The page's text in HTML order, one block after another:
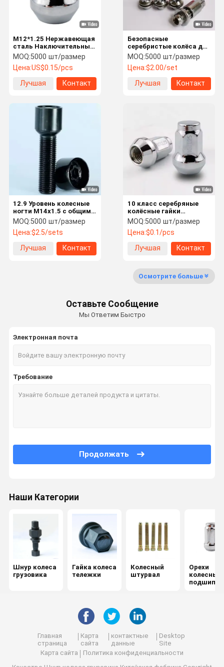
Домой Продукты
Экскурсия
Контроль
Новости
Шнур колеса грузовика
Гайка колеса тележки
Колесный штурвал
Гладкий болт
Весы колесного баланса
Центральный подшипник
Винты и орехи
аппаратные инструменты
Автомобильные кожуры
Разрыв между колесами
Безопасные
серебристые колёса для
подшипников 37 мм
длина сертификация
ANSI/ASME
MOQ:5000 шт/размер
Цена:$2.00/set
Лучшая
Контакт
M12*1.25 Нержавеющая
сталь Наключительные
ногти M12*1.5
Хромированные
блокирующие ногти
MOQ:5000 шт/размер
Цена:US$0.15/pcs
Лучшая
Контакт
10 класс серебряные
колёсные гайки
M12X1.5/M12X1.25/M14X1.5
40Cr/35CrMo
MOQ:5000 шт/размер
Цена:$0.1/pcs
Лучшая
Контакт
12.9 Уровень колесные
ногти M14x1.5 с общим
длиной 51 мм 35CrMo
MOQ:5000 шт/размер
Цена:$2.5/sets
Лучшая
Контакт
Осмотрите больше
Оставьте Сообщение
Мы Ответим Быстро
Электронная почта
Требование
Продолжать
Наши Категории
Шнур колеса
грузовика
Гайка колеса
тележки
Колесный
штурвал
Орехи
колесных
Главная
страница
Карта
сайта
контактные
данные
Desktop
Site
Карта сайта
Политика конфиденциальности